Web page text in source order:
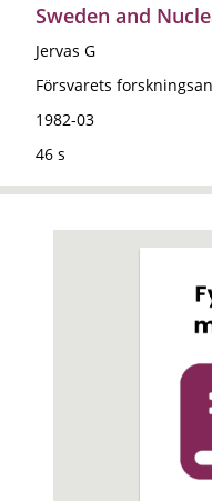
Sweden and
Jervas G
Försvarets
1982-03
46 s